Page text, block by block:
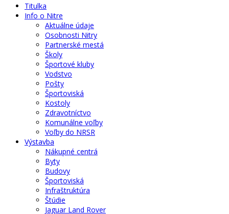
Titulka
Info o Nitre
Aktuálne údaje
Osobnosti Nitry
Partnerské mestá
Školy
Športové kluby
Vodstvo
Pošty
Športoviská
Kostoly
Zdravotníctvo
Komunálne voľby
Voľby do NRSR
Výstavba
Nákupné centrá
Byty
Budovy
Športoviská
Infraštruktúra
Štúdie
Jaguar Land Rover